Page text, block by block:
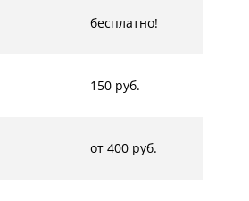
бесплатно!
150 руб.
от 400 руб.